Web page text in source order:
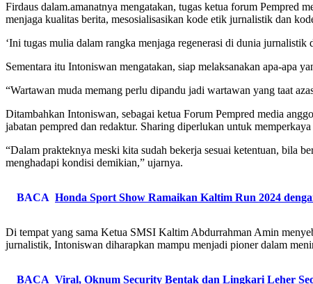
Firdaus dalam.amanatnya mengatakan, tugas ketua forum Pempred
menjaga kualitas berita, mesosialisasikan kode etik jurnalistik dan
‘Ini tugas mulia dalam rangka menjaga regenerasi di dunia jurnalistik
Sementara itu Intoniswan mengatakan, siap melaksanakan apa-apa
“Wartawan muda memang perlu dipandu jadi wartawan yang taat
Ditambahkan Intoniswan, sebagai ketua Forum Pempred media
jabatan pempred dan redaktur. Sharing diperlukan untuk
“Dalam prakteknya meski kita sudah bekerja sesuai ketentuan, bila
menghadapi kondisi demikian,” ujarnya.
BACA Honda Sport Show Ramaikan Kaltim Run 2024
Di tempat yang sama Ketua SMSI Kaltim Abdurrahman Amin
jurnalistik, Intoniswan diharapkan mampu menjadi pioner dalam
BACA Viral, Oknum Security Bentak dan Lingkari Leher